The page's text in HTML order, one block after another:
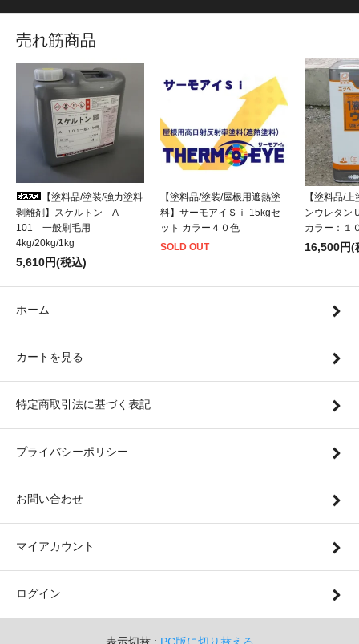
売れ筋商品
【塗料品/塗装/強力塗料
剥離剤】スケルトン A-
101 一般刷毛用
4kg/20kg/1kg
5,610円(税込)
【塗料品/塗装/屋根用遮熱塗
料】サーモアイＳｉ 15kgセ
ット カラー４０色
SOLD OUT
【塗料品/
ンウレタン
カラー：１
16,500円(
ホーム
カートを見る
特定商取引法に基づく表記
プライバシーポリシー
お問い合わせ
マイアカウント
ログイン